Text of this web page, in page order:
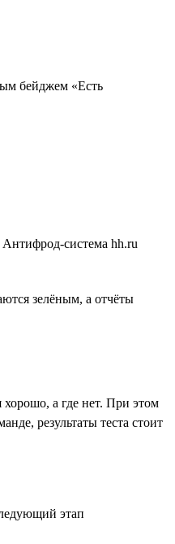
бейджем «Есть
Антифрод-система hh.ru
зелёным, а отчёты
хорошо, а где нет. При этом
результаты теста стоит
этап